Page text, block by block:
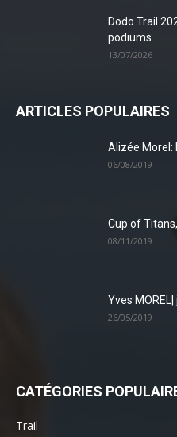
Dodo Trail
podiums
13/07/2026
ARTICLES POPULAIRES
Alizée Morel:
06/08/2019
Cup of
08/11/2019
Yves
26/05/2019
CATÉGORIES
Trail